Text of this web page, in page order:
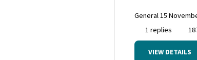
General 15
1 replies
VIEW DETAILS